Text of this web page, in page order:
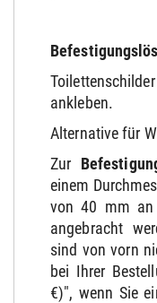
ankleben.
Alternative für
Zur
einem
von 40 mm an
angebracht
sind von vorn
bei Ihrer
€)", wenn Sie